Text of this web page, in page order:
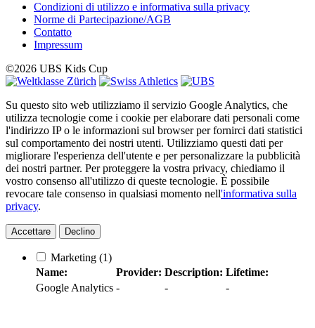
Condizioni di utilizzo e informativa sulla privacy
Norme di Partecipazione/AGB
Contatto
Impressum
©2026 UBS Kids Cup
Su questo sito web utilizziamo il servizio Google Analytics, che
utilizza tecnologie come i cookie per elaborare dati personali come
l'indirizzo IP o le informazioni sul browser per fornirci dati statistici
sul comportamento dei nostri utenti. Utilizziamo questi dati per
migliorare l'esperienza dell'utente e per personalizzare la pubblicità
dei nostri partner. Per proteggere la vostra privacy, chiediamo il
vostro consenso all'utilizzo di queste tecnologie. È possibile
revocare tale consenso in qualsiasi momento nell'informativa sulla
privacy.
Accettare Declino
Marketing (1)
Name:
Provider: Description: Lifetime:
Google Analytics - - -